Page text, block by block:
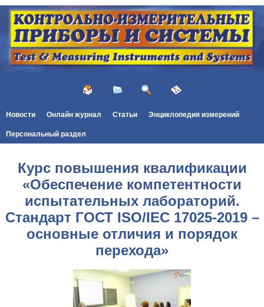
Новости Онлайн журнал Статьи Энциклопедия измерений
Персональный раздел
Курс повышения квалификации
«Обеспечение компетентности
испытательных лабораторий.
Стандарт ГОСТ ISO/IEC 17025-2019 –
основные отличия и порядок
перехода»